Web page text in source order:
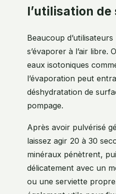
l’utilisation de
Beaucoup d’utilisateurs
s’évaporer à l’air libre.
eaux isotoniques
l’évaporation peut
déshydratation de
pompage.
Après avoir pulvérisé
laissez agir 20 à 30
minéraux pénètrent,
délicatement avec un
ou une serviette